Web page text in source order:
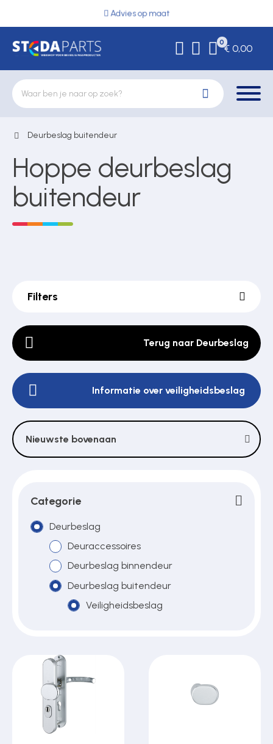
Advies op maat
0
€ 0,00
Deurbeslag
Elektrische vergrendeling
Hekwerkonderdelen
Pulsgevers
Sloten
Toegangscontrole
Toegangsverlening
Voedingen
Over ons
Deurbeslag buitendeur
Hoppe deurbeslag
buitendeur
Filters
Terug naar Deurbeslag
Informatie over veiligheidsbeslag
Nieuwste bovenaan
Categorie
Deurbeslag
Deuraccessoires
Deurbeslag binnendeur
Deurbeslag buitendeur
Veiligheidsbeslag